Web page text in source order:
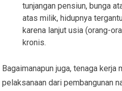
tunjangan pensiun, bunga
atas milik, hidupnya
karena lanjut usia (orang-
kronis.
Bagaimanapun juga, tenaga
pelaksanaan dari pembangunan